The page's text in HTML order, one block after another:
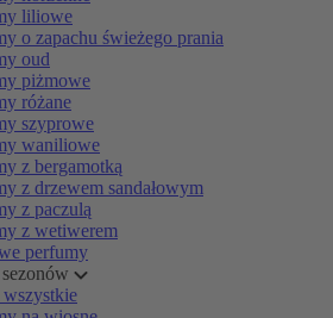
liliowe
o zapachu świeżego prania
oud
piżmowe
różane
szyprowe
waniliowe
z bergamotką
z drzewem sandałowym
z paczulą
z wetiwerem
perfumy
wszystkie